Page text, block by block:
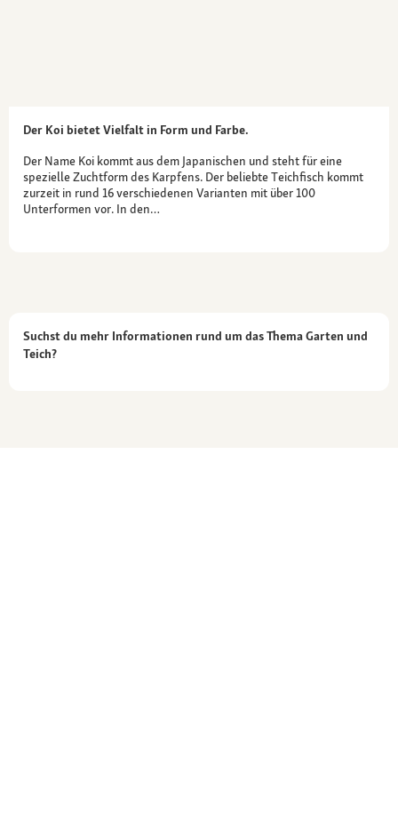
Der Koi bietet Vielfalt in Form und Farbe.
Der Name Koi kommt aus dem Japanischen und steht für eine
spezielle Zuchtform des Karpfens. Der beliebte Teichfisch kommt
zurzeit in rund 16 verschiedenen Varianten mit über 100
Unterformen vor. In den…
Suchst du mehr Informationen rund um das Thema Garten und
Teich?